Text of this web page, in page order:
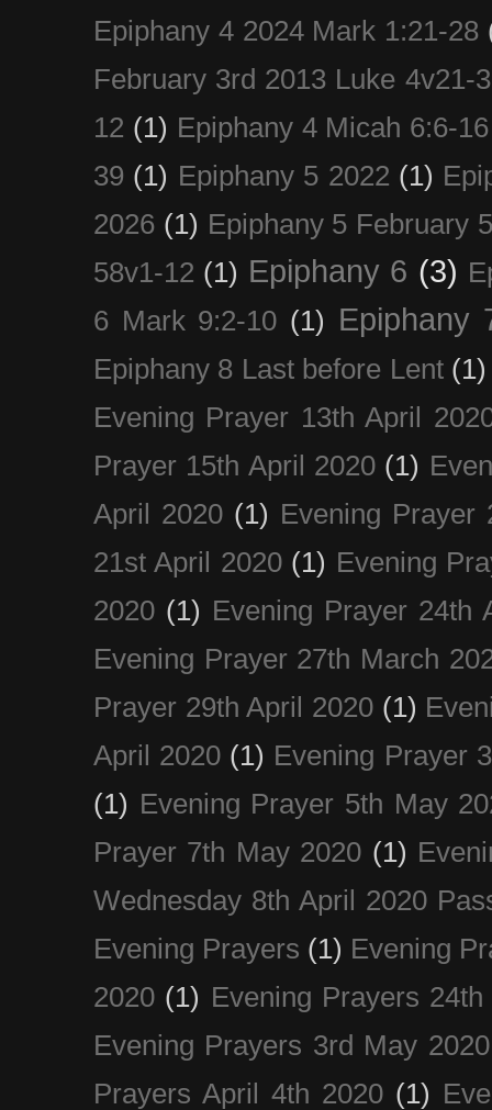
Epiphany 4 2024 Mark 1:21-28
February 3rd 2013 Luke 4v21-
12 (1) Epiphany 4 Micah 6:6-16
39 (1) Epiphany 5 2022 (1)
2026 (1) Epiphany 5 February
58v1-12 (1) Epiphany 6 (3)
6 Mark 9:2-10 (1) Epiphany
Epiphany 8 Last before Lent (1)
Evening Prayer 13th April
Prayer 15th April 2020 (1)
April 2020 (1) Evening Prayer
21st April 2020 (1) Evening
2020 (1) Evening Prayer 24th
Evening Prayer 27th March
Prayer 29th April 2020 (1)
April 2020 (1) Evening Prayer
(1) Evening Prayer 5th May
Prayer 7th May 2020 (1)
Wednesday 8th April 2020
Evening Prayers (1) Evening
2020 (1) Evening Prayers
Evening Prayers 3rd May 2020
Prayers April 4th 2020 (1)